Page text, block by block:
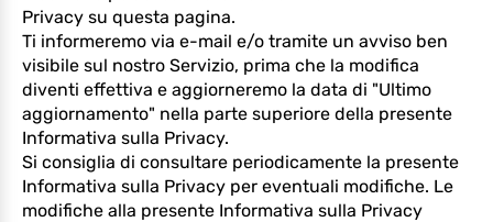
Privacy su questa pagina.
Ti informeremo via e-mail e/o tramite un avviso ben
visibile sul nostro Servizio, prima che la modifica
diventi effettiva e aggiorneremo la data di "Ultimo
aggiornamento" nella parte superiore della presente
Informativa sulla Privacy.
Si consiglia di consultare periodicamente la presente
Informativa sulla Privacy per eventuali modifiche. Le
modifiche alla presente Informativa sulla Privacy